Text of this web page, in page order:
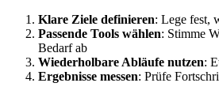
Klare Ziele definieren: Lege fest,
Passende Tools wählen: Stimme
Bedarf ab
Wiederholbare Abläufe nutzen:
Ergebnisse messen: Prüfe